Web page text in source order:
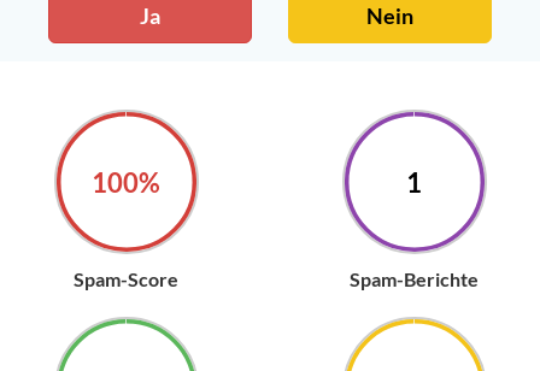
Ja Nein
100%
Spam-Score
1
Spam-Berichte